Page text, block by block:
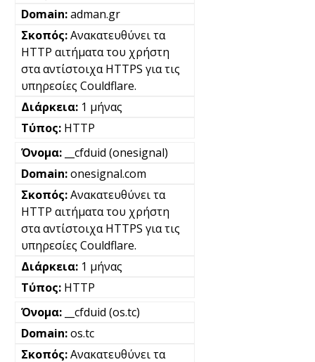
adman.gr
Ανακατευθύνει τα
HTTP αιτήματα του χρήστη
στα αντίστοιχα HTTPS για τις
υπηρεσίες Couldflare.
1 μήνας
HTTP
__cfduid (onesignal)
onesignal.com
Ανακατευθύνει τα
HTTP αιτήματα του χρήστη
στα αντίστοιχα HTTPS για τις
υπηρεσίες Couldflare.
1 μήνας
HTTP
__cfduid (os.tc)
os.tc
Ανακατευθύνει τα